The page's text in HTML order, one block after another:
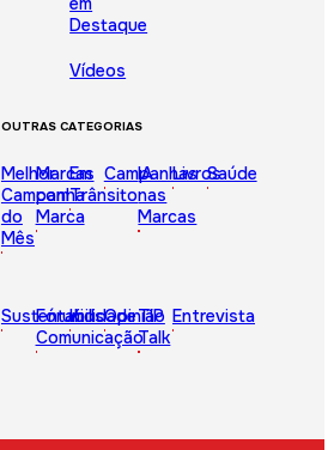
Destaque
Vídeos
OUTRAS CATEGORIAS
Melhor
Campanha
do
Mês
Marcas
com
Marca
Em
Trânsito
Campanhas
IA
nas
Marcas
LivrosSaúde
Sustentabilidade
Fórum
Comunicação
KidsOpinião
TIP
Talk
Entrevista